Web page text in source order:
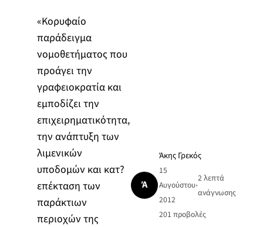
«Κορυφαίο
παράδειγμα
νομοθετήματος που
προάγει την
γραφειοκρατία και
εμποδίζει την
επιχειρηματικότητα,
την ανάπτυξη των
λιμενικών
υποδομών και κατ?
επέκταση των
παράκτιων
περιοχών της
Ά
Άκης Γρεκός
15
Αυγούστου
2012
•
2 λεπτά
ανάγνωσης
201 προβολές